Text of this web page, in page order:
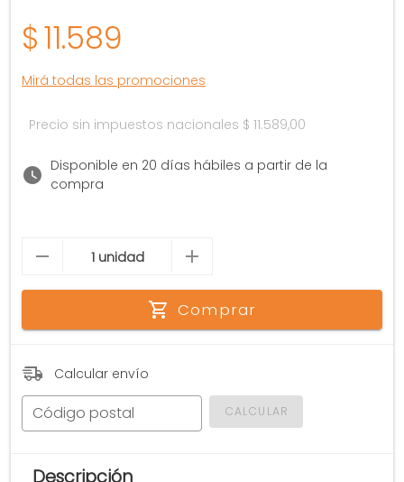
$11.589
Mirá todas las promociones
Precio sin impuestos nacionales $ 11.589,00
Disponible en 20 días hábiles a partir de la
compra
Comprar
Calcular envío
Código postal CALCULAR
Descripción